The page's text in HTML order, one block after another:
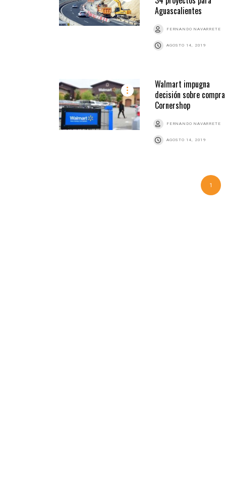
Aguascalientes
FERNANDO NAVARRETE
AGOSTO 14, 2019
Walmart impugna
decisión sobre
Cornershop
FERNANDO NAVARRETE
AGOSTO 14, 2019
1